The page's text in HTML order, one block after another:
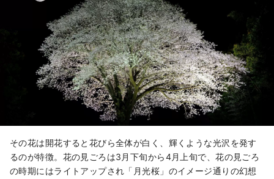
その花は開花すると花びら全体が白く、輝くような光沢を発す
るのが特徴。花の見ごろは3月下旬から4月上旬で、花の見ごろ
の時期にはライトアップされ「月光桜」のイメージ通りの幻想